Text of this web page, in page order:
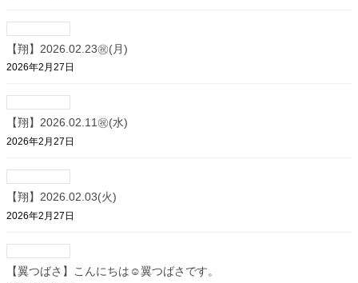
【翔】2026.02.23㊗(月)
2026年2月27日
【翔】2026.02.11㊗(水)
2026年2月27日
【翔】2026.02.03(火)
2026年2月27日
【翼つばさ】こんにちは☺翼つばさです。